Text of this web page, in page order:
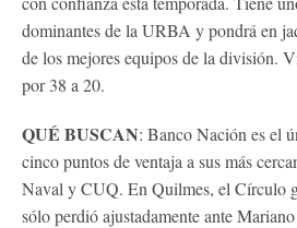
dominantes de la URBA y pondrá en
de los mejores equipos de la división.
por 38 a 20.
QUÉ BUSCAN: Banco Nación es el
cinco puntos de ventaja a sus más
Naval y CUQ. En Quilmes, el Círculo
sólo perdió ajustadamente ante